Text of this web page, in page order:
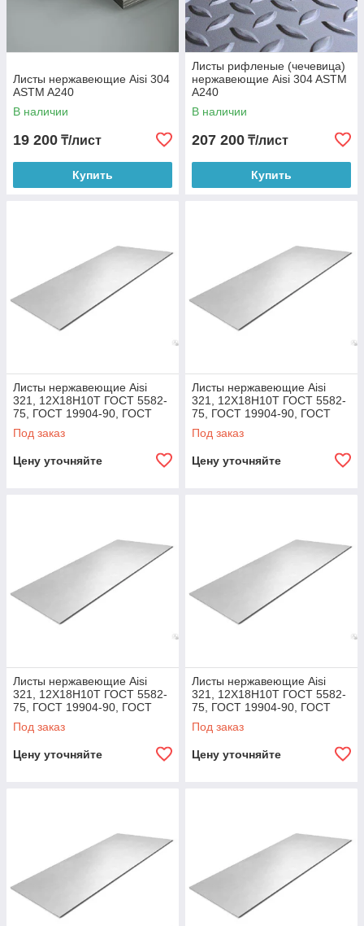
Листы нержавеющие Aisi 304
ASTM A240
В наличии
19 200 ₸/лист
Купить
Листы рифленые (чечевица)
нержавеющие Aisi 304 ASTM
A240
В наличии
207 200 ₸/лист
Купить
Листы нержавеющие Aisi
321, 12Х18Н10Т ГОСТ 5582-
75, ГОСТ 19904-90, ГОСТ
7350-77, ГОСТ 19903-74
Под заказ
Цену уточняйте
Листы нержавеющие Aisi
321, 12Х18Н10Т ГОСТ 5582-
75, ГОСТ 19904-90, ГОСТ
7350-77, ГОСТ 19903-74 24,
1,5х1000х2000
Под заказ
Цену уточняйте
Листы нержавеющие Aisi
321, 12Х18Н10Т ГОСТ 5582-
75, ГОСТ 19904-90, ГОСТ
7350-77, ГОСТ 19903-74 32,
2,0х1000х2000
Под заказ
Цену уточняйте
Листы нержавеющие Aisi
321, 12Х18Н10Т ГОСТ 5582-
75, ГОСТ 19904-90, ГОСТ
7350-77, ГОСТ 19903-74 50,
2,0х1250х2500
Под заказ
Цену уточняйте